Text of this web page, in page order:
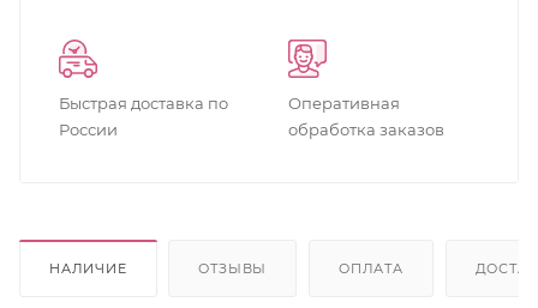
Быстрая доставка по
России
Оперативная
обработка заказов
НАЛИЧИЕ ОТЗЫВЫ ОПЛАТА